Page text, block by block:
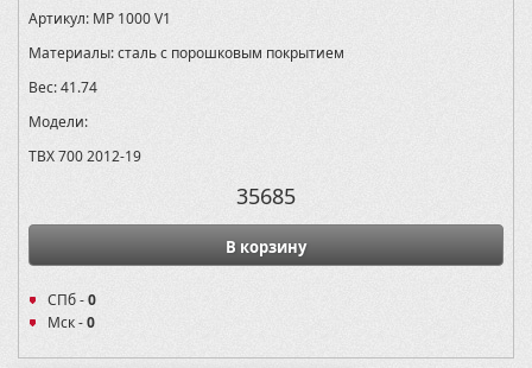
Артикул: MP 1000 V1
Материалы:сталь с порошковым покрытием
Вес:41.74
Модели:
TBX 700 2012-19
35685
В корзину
СПб -0
Мск -0